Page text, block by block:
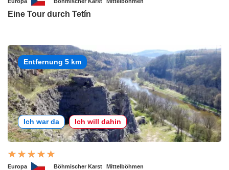
Europa Böhmischer Karst Mittelböhmen
Eine Tour durch Tetín
Entfernung 5 km
Ich war da Ich will dahin
Europa Böhmischer Karst Mittelböhmen